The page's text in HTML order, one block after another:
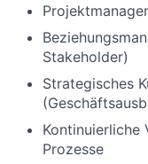
Stakeholder)
Strategisches
Kontinuierliche
Prozesse